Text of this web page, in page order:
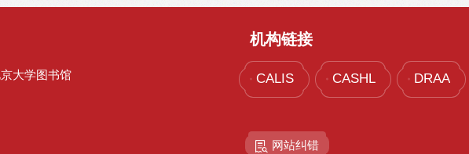
大学图书馆
机构链接
CALIS CASHL DRAA
网站纠错